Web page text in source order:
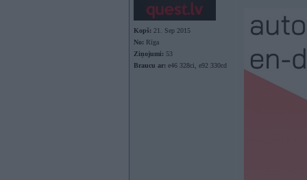
Kopš: 21. Sep 2015
No: Rīga
Ziņojumi: 53
Braucu ar: e46 328ci, e92 330cd